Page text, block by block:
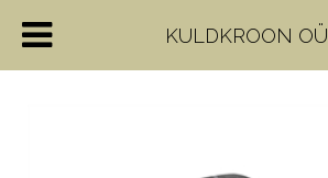
KULDKROON OÜ